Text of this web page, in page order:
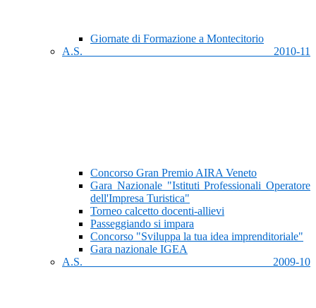
Giornate di Formazione a Montecitorio
A.S. 2010-11
Concorso Gran Premio AIRA Veneto
Gara Nazionale "Istituti Professionali Operatore
dell'Impresa Turistica"
Torneo calcetto docenti-allievi
Passeggiando si impara
Concorso "Sviluppa la tua idea imprenditoriale"
Gara nazionale IGEA
A.S. 2009-10